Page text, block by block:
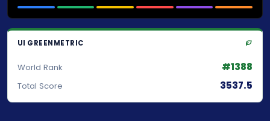
UI GREENMETRIC
World Rank #1388
Total Score 3537.5